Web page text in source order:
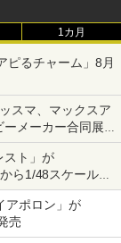
1カ月
ピるチャーム」8月
スマ、マックスア
メーカー合同展示
スト」が
ら1/48スケールで
アポロン」が
売